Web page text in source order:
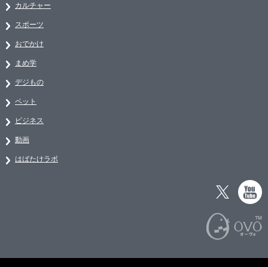
カルチャー
スポーツ
おでかけ
まめ学
デジもの
ペット
ビジネス
動画
はばたけラボ